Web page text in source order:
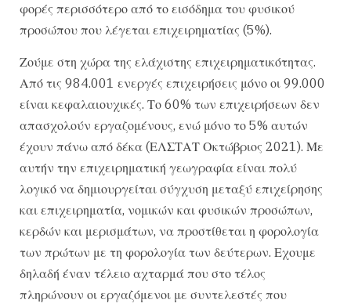
φορές περισσότερο από το εισόδημα του φυσικού
προσώπου που λέγεται επιχειρηματίας (5%).
Ζούμε στη χώρα της ελάχιστης επιχειρηματικότητας.
Από τις 984.001 ενεργές επιχειρήσεις μόνο οι 99.000
είναι κεφαλαιουχικές. Το 60% των επιχειρήσεων δεν
απασχολούν εργαζομένους, ενώ μόνο το 5% αυτών
έχουν πάνω από δέκα (ΕΛΣΤΑΤ Οκτώβριος 2021). Με
αυτήν την επιχειρηματική γεωγραφία είναι πολύ
λογικό να δημιουργείται σύγχυση μεταξύ επιχείρησης
και επιχειρηματία, νομικών και φυσικών προσώπων,
κερδών και μερισμάτων, να προστίθεται η φορολογία
των πρώτων με τη φορολογία των δεύτερων. Εχουμε
δηλαδή έναν τέλειο αχταρμά που στο τέλος
πληρώνουν οι εργαζόμενοι με συντελεστές που